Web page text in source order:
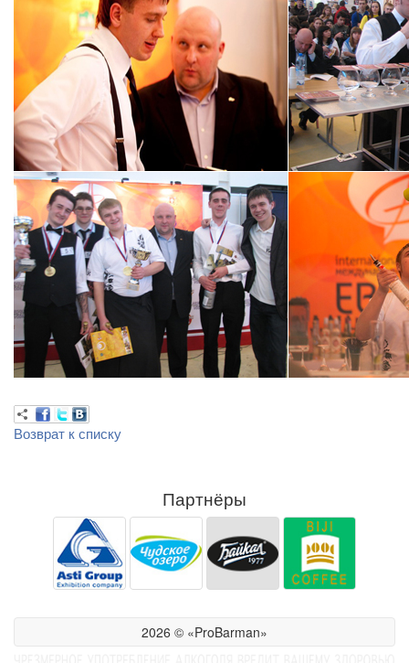
Возврат к списку
Партнёры
2026 © «ProBarman»